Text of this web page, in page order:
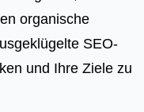
organische
SEO-
und Ihre Ziele zu